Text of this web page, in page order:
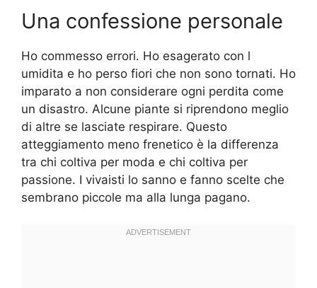
Una confessione personale
Ho commesso errori. Ho esagerato con l
umidita e ho perso fiori che non sono tornati. Ho
imparato a non considerare ogni perdita come
un disastro. Alcune piante si riprendono meglio
di altre se lasciate respirare. Questo
atteggiamento meno frenetico è la differenza
tra chi coltiva per moda e chi coltiva per
passione. I vivaisti lo sanno e fanno scelte che
sembrano piccole ma alla lunga pagano.